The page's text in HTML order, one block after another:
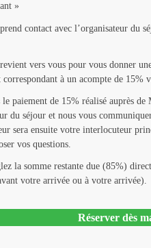
»
contact avec l’organisateur du
vers vous pour vous donner
correspondant à un acompte de 15%
paiement de 15% réalisé auprès de
du séjour et nous vous
sera ensuite votre interlocuteur
vos questions.
la somme restante due (85%)
votre arrivée ou à votre arrivée).
Réserver dès